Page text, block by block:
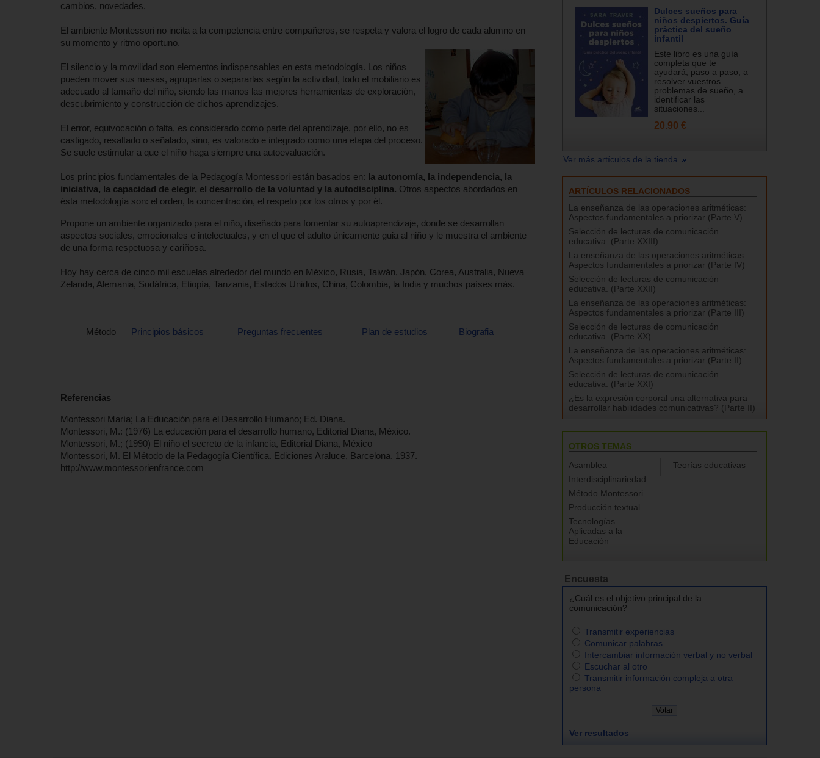
cambios, novedades.
El ambiente Montessori no incita a la competencia entre compañeros, se respeta y valora el logro de cada alumno en
su momento y ritmo oportuno.
El silencio y la movilidad son elementos indispensables en esta metodología. Los niños
pueden mover sus mesas, agruparlas o separarlas según la actividad, todo el mobiliario es
adecuado al tamaño del niño, siendo las manos las mejores herramientas de exploración,
descubrimiento y construcción de dichos aprendizajes.
El error, equivocación o falta, es considerado como parte del aprendizaje, por ello, no es
castigado, resaltado o señalado, sino, es valorado e integrado como una etapa del proceso.
Se suele estimular a que el niño haga siempre una autoevaluación.
Los principios fundamentales de la Pedagogía Montessori están basados en: la autonomía, la independencia, la
iniciativa, la capacidad de elegir, el desarrollo de la voluntad y la autodisciplina. Otros aspectos abordados en
ésta metodología son: el orden, la concentración, el respeto por los otros y por él.
Propone un ambiente organizado para el niño, diseñado para fomentar su autoaprendizaje, donde se desarrollan
aspectos sociales, emocionales e intelectuales, y en el que el adulto únicamente guia al niño y le muestra el ambiente
de una forma respetuosa y cariñosa.
Hoy hay cerca de cinco mil escuelas alrededor del mundo en México, Rusia, Taiwán, Japón, Corea, Australia, Nueva
Zelanda, Alemania, Sudáfrica, Etiopía, Tanzania, Estados Unidos, China, Colombia, la India y muchos países más.
Método Principios básicos Preguntas frecuentes Plan de estudios Biografia
Referencias
Montessori María; La Educación para el Desarrollo Humano; Ed. Diana.
Montessori, M.: (1976) La educación para el desarrollo humano, Editorial Diana, México.
Montessori, M.; (1990) El niño el secreto de la infancia, Editorial Diana, México
Montessori, M. El Método de la Pedagogía Científica. Ediciones Araluce, Barcelona. 1937.
http://www.montessorienfrance.com
Dulces sueños para
niños despiertos. Guía
práctica del sueño
infantil
Este libro es una guía
completa que te
ayudará, paso a paso, a
resolver vuestros
problemas de sueño, a
identificar las
situaciones...
20.90 €
Ver más artículos de la tienda
ARTÍCULOS RELACIONADOS
La enseñanza de las operaciones aritméticas:
Aspectos fundamentales a priorizar (Parte V)
Selección de lecturas de comunicación
educativa. (Parte XXIII)
La enseñanza de las operaciones aritméticas:
Aspectos fundamentales a priorizar (Parte IV)
Selección de lecturas de comunicación
educativa. (Parte XXII)
La enseñanza de las operaciones aritméticas:
Aspectos fundamentales a priorizar (Parte III)
Selección de lecturas de comunicación
educativa. (Parte XX)
La enseñanza de las operaciones aritméticas:
Aspectos fundamentales a priorizar (Parte II)
Selección de lecturas de comunicación
educativa. (Parte XXI)
¿Es la expresión corporal una alternativa para
desarrollar habilidades comunicativas? (Parte II)
OTROS TEMAS
Asamblea
Interdisciplinariedad
Método Montessori
Producción textual
Tecnologías
Aplicadas a la
Educación
Teorías educativas
Encuesta
¿Cuál es el objetivo principal de la
comunicación?
Transmitir experiencias
Comunicar palabras
Intercambiar información verbal y no verbal
Escuchar al otro
Transmitir información compleja a otra
persona
Ver resultados